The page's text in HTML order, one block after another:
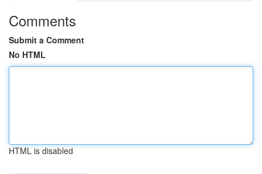
Comments
Submit a Comment
No HTML
HTML is disabled